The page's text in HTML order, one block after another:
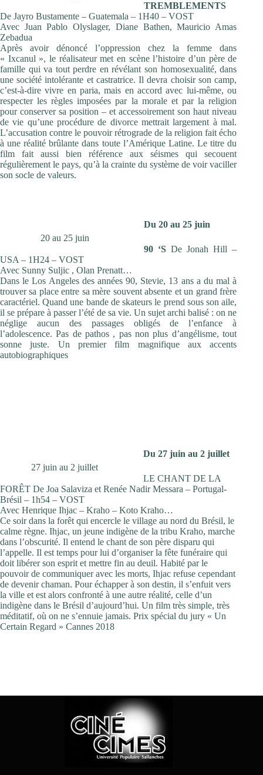
TREMBLEMENTS
De Jayro Bustamente – Guatemala – 1H40 – VOST
Avec Juan Pablo Olyslager, Diane Bathen, Mauricio Amas
Zebadua
Après avoir dénoncé l’oppression chez la femme dans
« Ixcanul », le réalisateur met en scène l’histoire d’un père de
famille qui va tout perdre en révélant son homosexualité, dans
une société intolérante et castratrice. Il devra choisir son camp,
c’est-à-dire vivre en paria, mais en accord avec lui-même, ou
respecter les règles imposées par la morale et par la religion
pour conserver sa position – et accessoirement son haut niveau
de vie qu’une procédure de divorce mettrait largement à mal.
L’accusation contre le pouvoir rétrograde de la religion fait écho
à une réalité brûlante dans toute l’Amérique Latine. Le titre du
film fait aussi bien référence aux séismes qui secouent
régulièrement le pays, qu’à la crainte du système de voir vaciller
son socle de valeurs.
20 au 25 juin
Du 20 au 25 juin
90 ‘S De Jonah Hill –
USA – 1H24 – VOST
Avec Sunny Suljic , Olan Prenatt…
Dans le Los Angeles des années 90, Stevie, 13 ans a du mal à
trouver sa place entre sa mère souvent absente et un grand frère
caractériel. Quand une bande de skateurs le prend sous son aile,
il se prépare à passer l’été de sa vie. Un sujet archi balisé : on ne
néglige aucun des passages obligés de l’enfance à
l’adolescence. Pas de pathos , pas non plus d’angélisme, tout
sonne juste. Un premier film magnifique aux accents
autobiographiques
27 juin au 2 juillet
Du 27 juin au 2 juillet
LE CHANT DE LA
FORÊT De Joa Salaviza et Renée Nadir Messara – Portugal-
Brésil – 1h54 – VOST
Avec Henrique Ihjac – Kraho – Koto Kraho…
Ce soir dans la forêt qui encercle le village au nord du Brésil, le
calme règne. Ihjac, un jeune indigène de la tribu Kraho, marche
dans l’obscurité. Il entend le chant de son père disparu qui
l’appelle. Il est temps pour lui d’organiser la fête funéraire qui
doit libérer son esprit et mettre fin au deuil. Habité par le
pouvoir de communiquer avec les morts, Ihjac refuse cependant
de devenir chaman. Pour échapper à son destin, il s’enfuit vers
la ville et est alors confronté à une autre réalité, celle d’un
indigène dans le Brésil d’aujourd’hui. Un film très simple, très
méditatif, où on ne s’ennuie jamais. Prix spécial du jury « Un
Certain Regard » Cannes 2018